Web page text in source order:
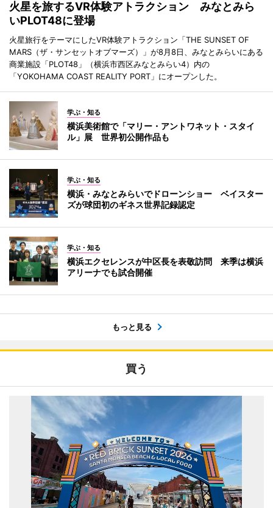
火星を旅するVR体験アトラクション みなとみら
いPLOT48に登場
火星旅行をテーマにしたVR体験アトラクション「THE SUNSET OF
MARS（ザ・サンセットオブマーズ）」が8月8日、みなとみらいにある
商業施設「PLOT48」（横浜市西区みなとみらい4）内の
「YOKOHAMA COAST REALITY PORT」にオープンした。
学ぶ・知る
横浜美術館で「マリー・アントワネット・スタイ
ル」展 世界初公開作品も
学ぶ・知る
横浜・みなとみらいでドローンショー ベイスター
ズが球団初のギネス世界記録認定
学ぶ・知る
横浜エクセレンスが中区長を表敬訪問 来季は横浜
アリーナでも試合開催
もっと見る
買う